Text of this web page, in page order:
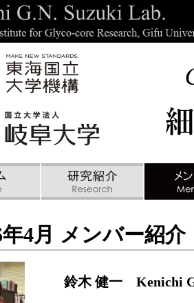
4月 メンバー紹介
鈴木 健一 Kenichi